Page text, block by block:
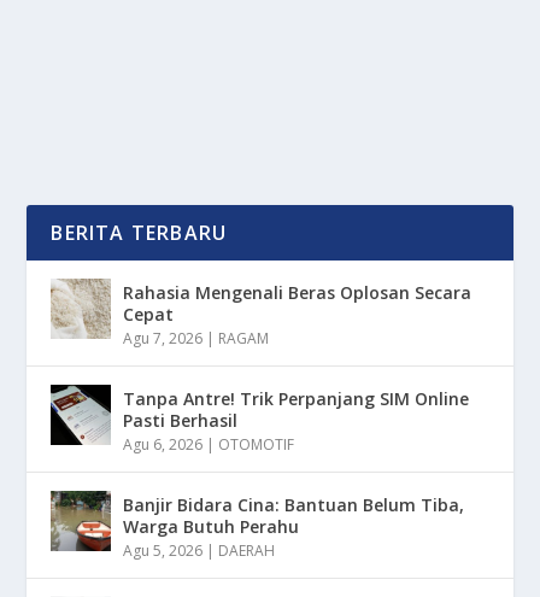
BERITA TERBARU
Rahasia Mengenali Beras Oplosan Secara
Cepat
Agu 7, 2026 | RAGAM
Tanpa Antre! Trik Perpanjang SIM Online
Pasti Berhasil
Agu 6, 2026 | OTOMOTIF
Banjir Bidara Cina: Bantuan Belum Tiba,
Warga Butuh Perahu
Agu 5, 2026 | DAERAH